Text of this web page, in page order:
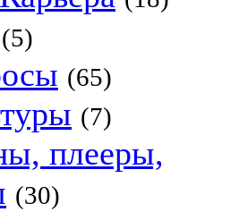
(5)
(65)
(7)
плееры,
(30)